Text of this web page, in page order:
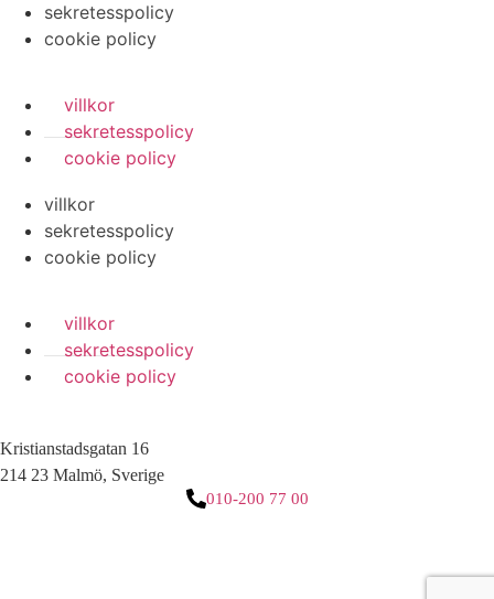
sekretesspolicy
cookie policy
villkor
sekretesspolicy
cookie policy
villkor
sekretesspolicy
cookie policy
villkor
sekretesspolicy
cookie policy
Kristianstadsgatan 16
214 23 Malmö, Sverige
010-200 77 00